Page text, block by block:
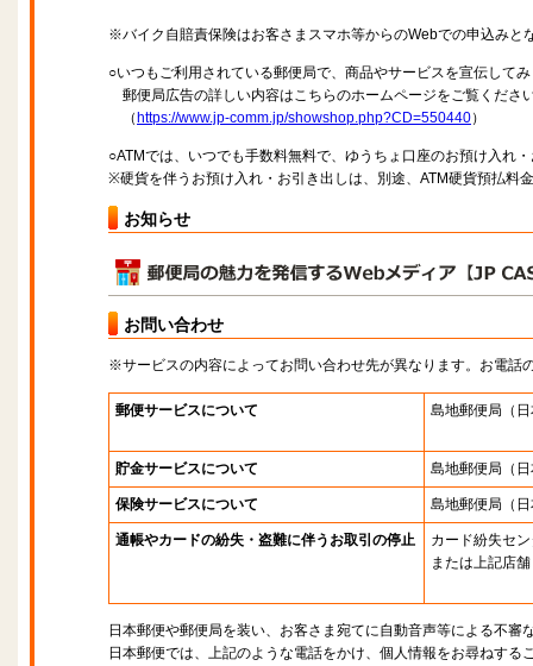
※バイク自賠責保険はお客さまスマホ等からのWebでの申込みと
○いつもご利用されている郵便局で、商品やサービスを宣伝して
郵便局広告の詳しい内容はこちらのホームページをご覧くださ
（ https://www.jp-comm.jp/showshop.php?CD=550440）
○ATMでは、いつでも手数料無料で、ゆうちょ口座のお預け入れ
※硬貨を伴うお預け入れ・お引き出しは、別途、ATM硬貨預払料
お知らせ
お問い合わせ
※サービスの内容によってお問い合わせ先が異なります。お電話
郵便サービスについて 島地郵便局 （
貯金サービスについて 島地郵便局 （
保険サービスについて 島地郵便局 （
通帳やカードの紛失・盗難に伴うお取引の停止
カード紛失セ
または上記店舗
日本郵便や郵便局を装い、お客さま宛てに自動音声等による不審
日本郵便では、上記のような電話をかけ、個人情報をお尋ねする